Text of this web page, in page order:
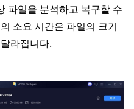
파일을 분석하고 복구할 수
소요 시간은 파일의 크기
라집니다.